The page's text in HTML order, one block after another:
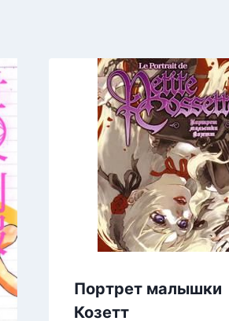
Портрет малышки
Козетт